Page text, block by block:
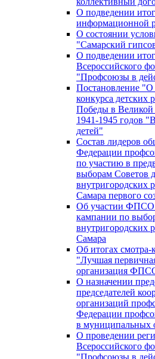
О подведении
информационной
О состоянии
"Самарский
О подведении
Всероссийского
"Профсоюзы в
Постановление "О
конкурса детских
Победы в Великой
1941-1945 годов
детей"
Состав лидеров
Федерации
по участию в
выборам Советов
внутригородских
Самара первого
Об участии ФПСО
кампании по
внутригородских
Самара
Об итогах смотра-
"Лучшая
организация
О назначении
председателей
организаций
Федерации
в муниципальных
О проведении
Всероссийского
"Профсоюзы в